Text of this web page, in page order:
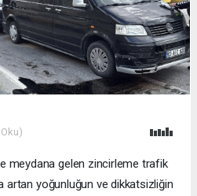
meydana gelen zincirleme trafik
artan yoğunluğun ve dikkatsizliğin